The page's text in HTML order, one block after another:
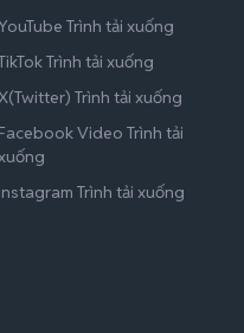
Trình tải xuống
Trình tải xuống
X(Twitter) Trình tải xuống
Facebook Video Trình tải
Instagram Trình tải xuống